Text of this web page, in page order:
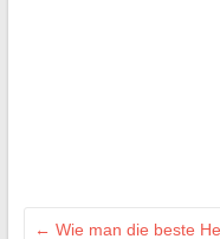
← Wie man die beste